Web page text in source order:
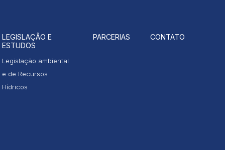
LEGISLAÇÃO E
ESTUDOS
Legislação ambiental
e de Recursos
Hídricos
PARCERIAS CONTATO